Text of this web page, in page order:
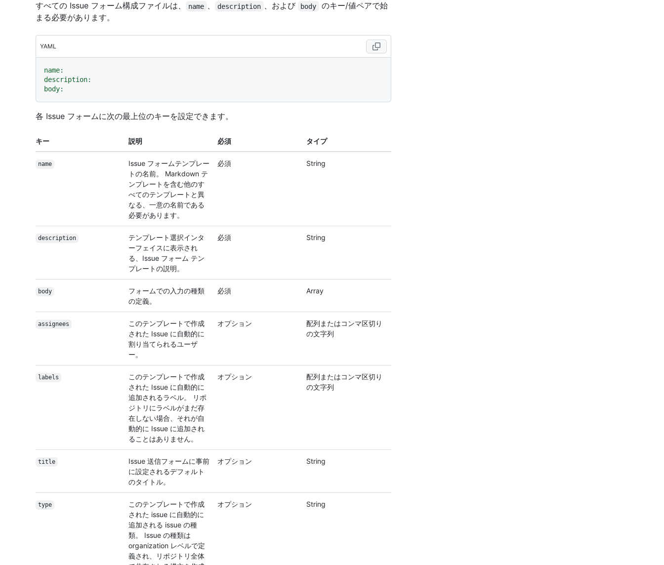
すべての Issue フォーム構成ファイルは、 name 、 description 、および body
のキー/値ペアで始
まる必要があります。
YAML
name:
description:
body:
各 Issue フォームに次の最上位のキーを設定できます。
キー 説明 必須 タイプ
name
Issue フォームテンプレー
トの名前。 Markdown テ
ンプレートを含む他のす
べてのテンプレートと異
なる、一意の名前である
必要があります。
必須 String
description
テンプレート選択インタ
ーフェイスに表示され
る、Issue フォーム テン
プレートの説明。
必須 String
body
フォームでの入力の種類
の定義。
必須 Array
assignees
このテンプレートで作成
された Issue に自動的に
割り当てられるユーザ
ー。
オプション
配列またはコンマ区切り
の文字列
labels
このテンプレートで作成
された Issue に自動的に
追加されるラベル。 リポ
ジトリにラベルがまだ存
在しない場合、それが自
動的に Issue に追加され
ることはありません。
オプション
配列またはコンマ区切り
の文字列
title
Issue 送信フォームに事前
に設定されるデフォルト
のタイトル。
オプション String
type
このテンプレートで作成
された issue に自動的に
追加される issue の種
類。 Issue の種類は
organization レベルで定
義され、リポジトリ全体
オプション String